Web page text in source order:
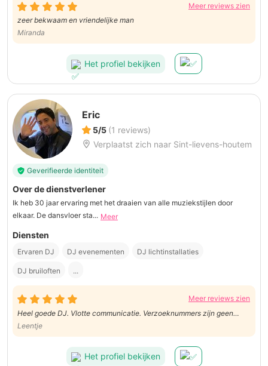
Meer reviews zien
zeer bekwaam en vriendelijke man
Miranda
Het profiel bekijken
Eric
5/5 (1 reviews)
Verplaatst zich naar Sint-lievens-houtem
Geverifieerde identiteit
Over de dienstverlener
Ik heb 30 jaar ervaring met het draaien van alle muziekstijlen door
elkaar. De dansvloer sta... Meer
Diensten
Ervaren DJ DJ evenementen DJ lichtinstallaties
DJ bruiloften ...
Meer reviews zien
Heel goede DJ. Vlotte communicatie. Verzoeknummers zijn geen
probleem
Leentje
Het profiel bekijken